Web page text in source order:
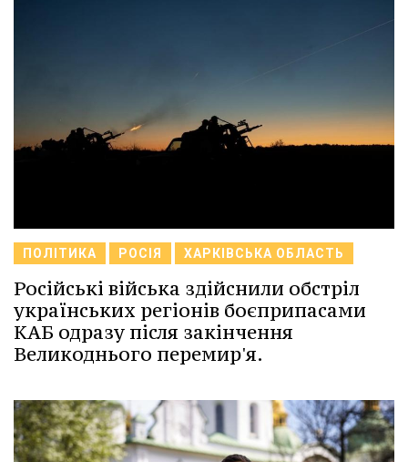
ПОЛІТИКА РОСІЯ ХАРКІВСЬКА ОБЛАСТЬ
Російські війська здійснили обстріл
українських регіонів боєприпасами
КАБ одразу після закінчення
Великоднього перемир'я.